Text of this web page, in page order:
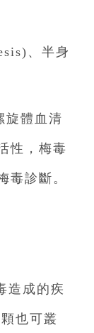
、半身
旋體血清
性，梅毒
毒診斷。
造成的疾
也可叢